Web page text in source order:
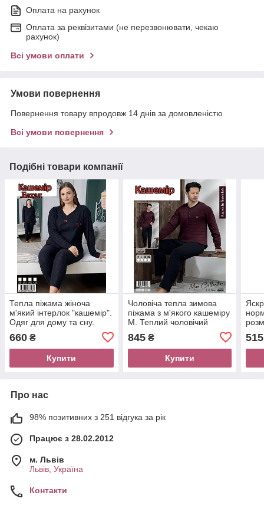
Оплата на рахунок
Оплата за реквізитами (не перезвонювати, чекаю
рахунок)
Всі умови оплати
Умови повернення
Повернення товару впродовж 14 днів за домовленістю
Всі умови повернення
Подібні товари компанії
Тепла піжама жіноча
м'який інтерлок "кашемір".
Одяг для дому та сну.
660 ₴
Купити
Чоловіча тепла зимова
піжама з м'якого кашеміру
М. Теплий чоловічий
845₴
Купити
515
Про нас
98% позитивних з 251 відгука за рік
Працює з 28.02.2012
м. Львів
Львів, Україна
Контакти